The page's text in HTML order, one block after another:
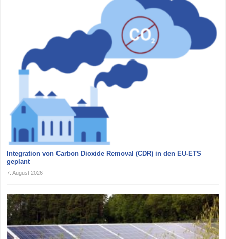
Integration von Carbon Dioxide Removal (CDR) in den EU-ETS
geplant
7. August 2026